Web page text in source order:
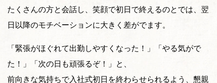
たくさんの方と会話し、笑顔で初日で終えるのとでは、翌
日以降のモチベーションに大きく差がでます。
「緊張がほぐれて出勤しやすくなった！」「やる気がで
た！」「次の日も頑張るぞ！」と、
前向きな気持ちで入社式初日を終わらせられるよう、懇親